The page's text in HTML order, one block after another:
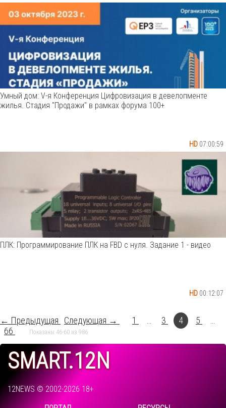
HD 07:00:59
Умный дом: V-я Конференция Цифровизация в девелопменте
жилья. Стадия "Продажи" в рамках форума 100+
HD 00:12:07
ПЛК: Программирование ПЛК на FBD с нуля. Задание 1 - видео
← Предыдущая Следующая → 1 ... 3 4 5
...
66
Показаны 46-60 из 986
SMART.12N
12NEWS © 2002-2026 18+